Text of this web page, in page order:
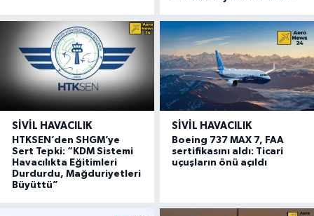
SIVIL HAVACILIK
HTKSEN’den SHGM’ye
Sert Tepki: “KDM Sistemi
Havacılıkta Eğitimleri
Durdurdu, Mağduriyetleri
Büyüttü”
SIVIL HAVACILIK
Boeing 737 MAX 7, FAA
sertifikasını aldı: Ticari
uçuşların önü açıldı